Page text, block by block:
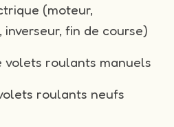
(moteur,
fin de course)
volets roulants manuels
roulants neufs